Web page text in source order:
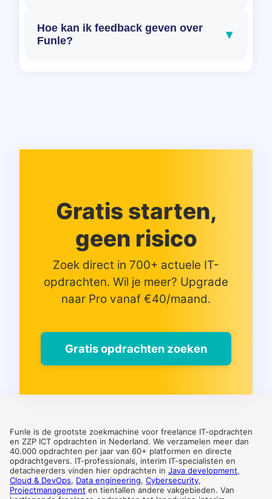
Hoe kan ik feedback geven over
Funle?
▾
Gratis starten,
geen risico
Zoek direct in 700+ actuele IT-
opdrachten. Wil je meer? Upgrade
naar Pro vanaf €40/maand.
Gratis opdrachten zoeken
Funle is de grootste zoekmachine voor freelance IT-opdrachten
en ZZP ICT opdrachten in Nederland. We verzamelen meer dan
40.000 opdrachten per jaar van 60+ platformen en directe
opdrachtgevers. IT-professionals, interim IT-specialisten en
detacheerders vinden hier opdrachten in Java development,
Cloud & DevOps, Data engineering, Cybersecurity,
Projectmanagement en tientallen andere vakgebieden. Van